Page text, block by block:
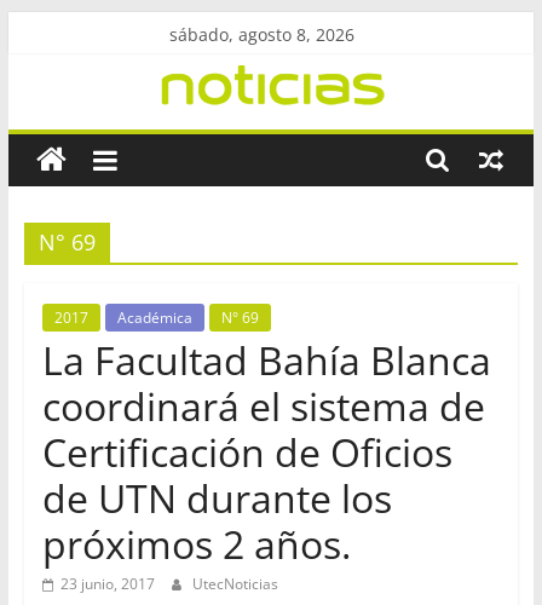
sábado, agosto 8, 2026
Revista
UtecNoticias
Facultad
Bahía
Blanca
UTN
N° 69
2017 Académica N° 69
La Facultad Bahía Blanca
coordinará el sistema de
Certificación de Oficios
de UTN durante los
próximos 2 años.
23 junio, 2017 UtecNoticias